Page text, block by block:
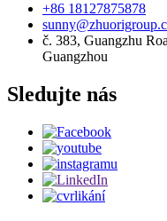
+86 18127875878
č. 383, Guangzhu
Guangzhou
Sledujte nás